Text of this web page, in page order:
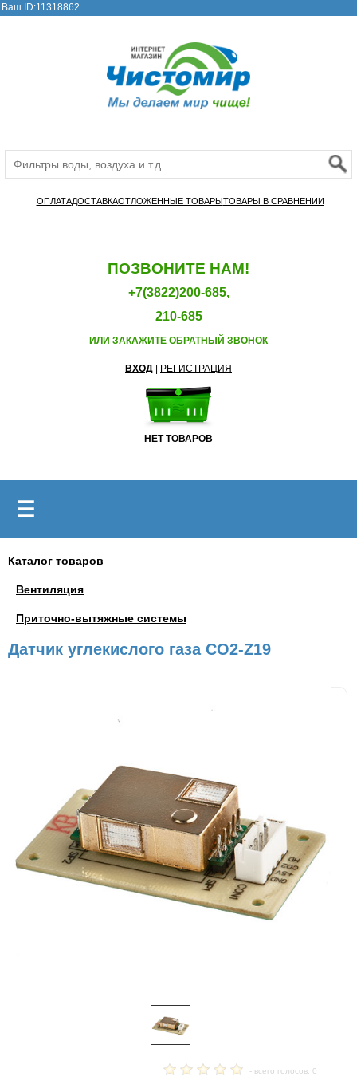
Ваш ID:11318862
ОПЛАТАДОСТАВКАОТЛОЖЕННЫЕ ТОВАРЫТОВАРЫ В СРАВНЕНИИ
ПОЗВОНИТЕ НАМ!
+7(3822)200-685,
210-685
ИЛИ ЗАКАЖИТЕ ОБРАТНЫЙ ЗВОНОК
ВХОД РЕГИСТРАЦИЯ
НЕТ ТОВАРОВ
☰
Каталог товаров
Вентиляция
Приточно-вытяжные системы
Датчик углекислого газа CO2-Z19
- всего голосов: 0